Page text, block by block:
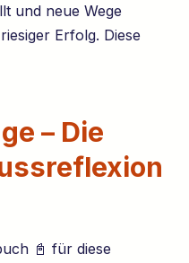
und neue Wege
Erfolg. Diese
– Die
📓 für diese